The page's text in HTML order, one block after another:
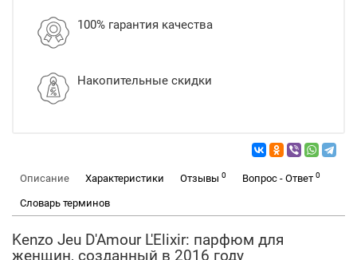
100% гарантия качества
Накопительные скидки
Описание Характеристики Отзывы 0 Вопрос - Ответ 0
Словарь терминов
Kenzo Jeu D'Amour L'Elixir: парфюм для
женщин, созданный в 2016 году